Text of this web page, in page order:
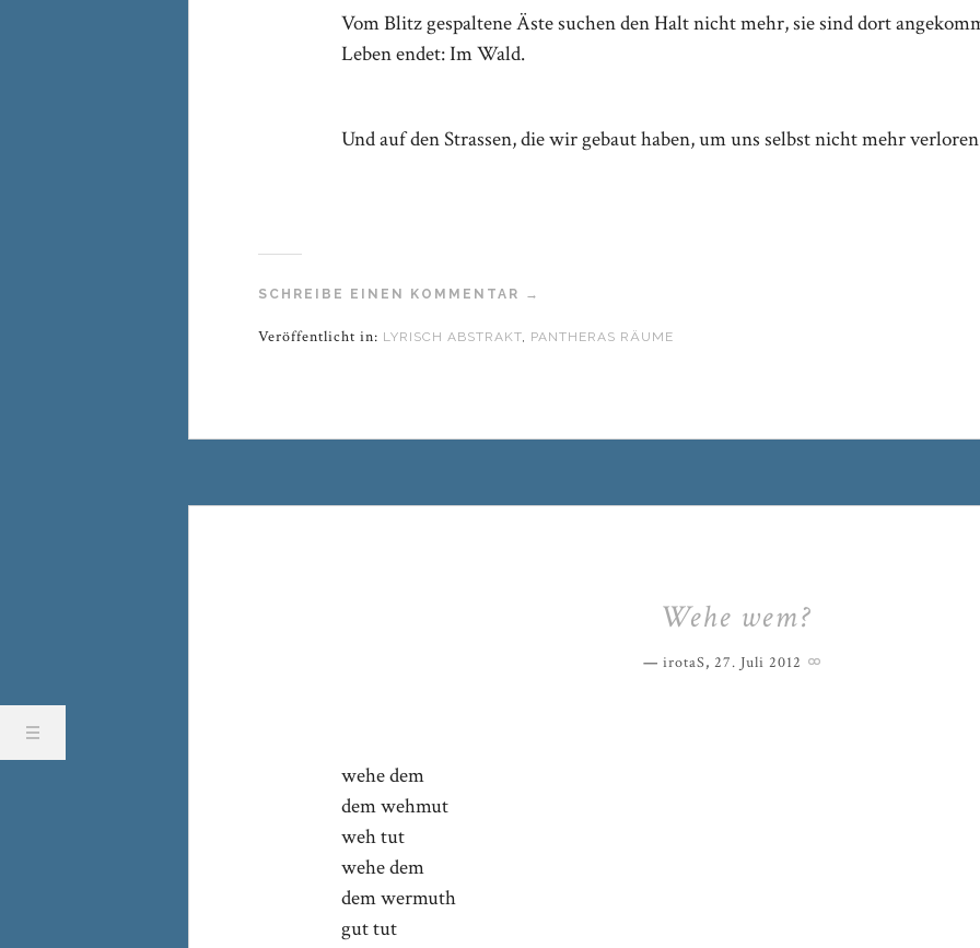
Vom Blitz gespaltene Äste suchen den Halt nicht mehr, sie sind dort
Leben endet: Im Wald.
Und auf den Strassen, die wir gebaut haben, um uns selbst nicht mehr
SCHREIBE EINEN KOMMENTAR →
Veröffentlicht in: LYRISCH ABSTRAKT, PANTHERAS RÄUME
Wehe wem?
irotaS, 27. Juli 2012
wehe dem
dem wehmut
weh tut
wehe dem
dem wermuth
gut tut